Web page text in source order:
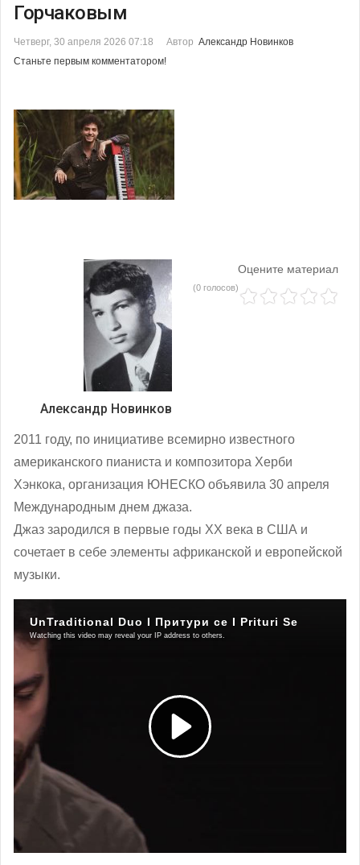
Горчаковым
Четверг, 30 апреля 2026 07:18 Автор Александр Новинков
Станьте первым комментатором!
Александр Новинков
Оцените материал
(0 голосов)
2011 году, по инициативе всемирно известного
американского пианиста и композитора Херби
Хэнкока, организация ЮНЕСКО объявила 30 апреля
Международным днем джаза.
Джаз зародился в первые годы XX века в США и
сочетает в себе элементы африканской и европейской
музыки.